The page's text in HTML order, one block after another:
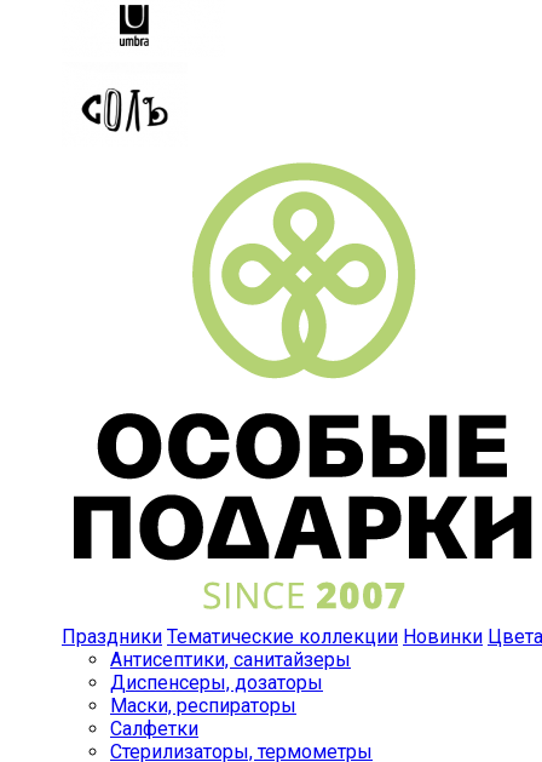
Праздники Тематические коллекции Новинки Цвета
Антисептики, санитайзеры
Диспенсеры, дозаторы
Маски, респираторы
Салфетки
Стерилизаторы, термометры